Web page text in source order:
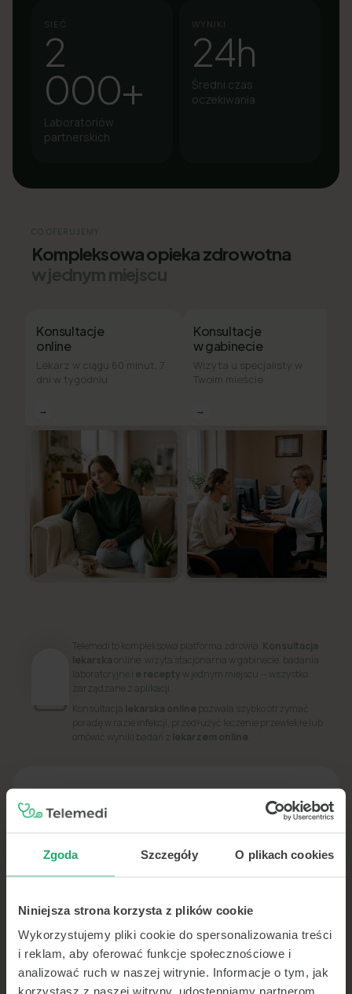
Zgoda Szczegóły O plikach cookies
Niniejsza strona korzysta z plików cookie
Wykorzystujemy pliki cookie do spersonalizowania treści
i reklam, aby oferować funkcje społecznościowe i
analizować ruch w naszej witrynie. Informacje o tym, jak
korzystasz z naszej witryny, udostępniamy partnerom
SIEĆ
2
000+
Laboratoriów
partnerskich
WYNIKI
24h
Średni czas
oczekiwania
CO OFERUJEMY
Kompleksowa opieka zdrowotna
w jednym miejscu
Konsultacje
online
Lekarz w ciągu 60 minut, 7
dni w tygodniu
→
Konsultacje
w gabinecie
Wizyta u specjalisty w
Twoim mieście
→
Telemedi to kompleksowa platforma zdrowia. Konsultacja
lekarskaonline, wizyta stacjonarna w gabinecie, badania
laboratoryjne i e recepty w jednym miejscu — wszystko
zarządzane z aplikacji.
Konsultacja lekarska online pozwala szybko otrzymać
poradę w razie infekcji, przedłużyć leczenie przewlekłe lub
omówić wyniki badań z lekarzem online